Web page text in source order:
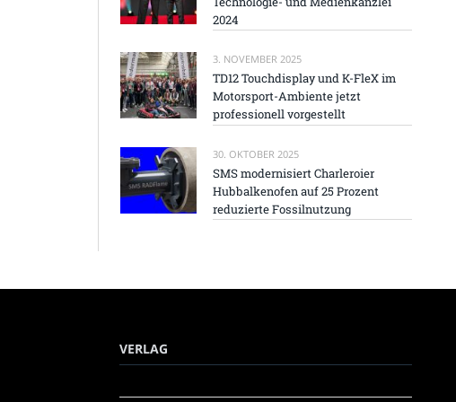
2024
3. NOVEMBER 2025
TD12 Touchdisplay und K-FleX im
Motorsport-Ambiente jetzt
professionell vorgestellt
30. OKTOBER 2025
SMS modernisiert Charleroier
Hubbalkenofen auf 25 Prozent
reduzierte Fossilnutzung
VERLAG